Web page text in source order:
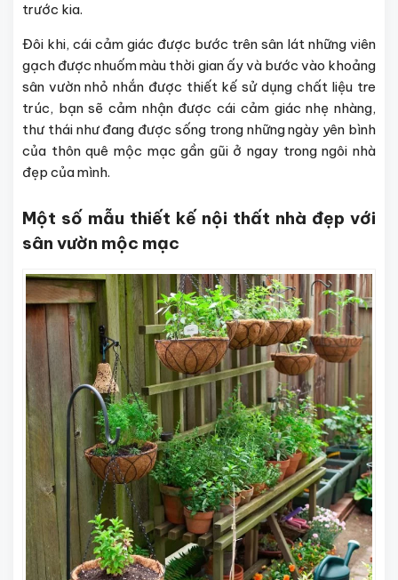
trước kia.
Đôi khi, cái cảm giác được bước trên sân lát những viên
gạch được nhuốm màu thời gian ấy và bước vào khoảng
sân vườn nhỏ nhắn được thiết kế sử dụng chất liệu tre
trúc, bạn sẽ cảm nhận được cái cảm giác nhẹ nhàng,
thư thái như đang được sống trong những ngày yên bình
của thôn quê mộc mạc gần gũi ở ngay trong ngôi nhà
đẹp của mình.
Một số mẫu thiết kế nội thất nhà đẹp với
sân vườn mộc mạc